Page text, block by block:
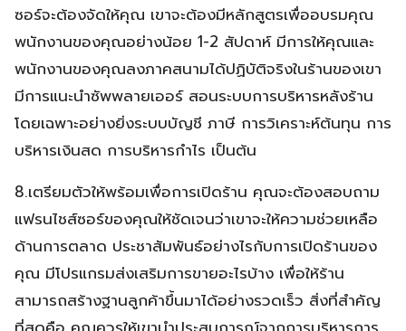
ซอร์จะต้องจัดให้คุณ เขาจะต้องมีหลักสูตรเพื่ออบรมคุณ
พนักงานของคุณอย่างน้อย 1-2 สัปดาห์ มีการให้คุณและ
พนักงานของคุณลงภาคสนามได้ปฏิบัติจริงในร้านของเขา
มีการแนะนำซัพพลายเออร์ สอนระบบการบริหารหลังร้าน
โดยเฉพาะอย่างยิ่งระบบบัญชี ภาษี การวิเคราะห์ต้นทุน การ
บริหารเงินสด การบริหารกำไร เป็นต้น
8.เตรียมตัวให้พร้อมเพื่อการเปิดร้าน คุณจะต้องสอบถาม
แฟรนไชส์ซอร์ของคุณให้ชัดเจนว่าเขาจะให้ความช่วยเหลือ
ด้านการตลาด ประชาสัมพันธ์อย่างไรกับการเปิดร้านของ
คุณ มีโปรแกรมส่งเสริมการขายอะไรบ้าง เพื่อให้ร้าน
สามารถสร้างฐานลูกค้าขึ้นมาได้อย่างรวดเร็ว สิ่งที่สำคัญ